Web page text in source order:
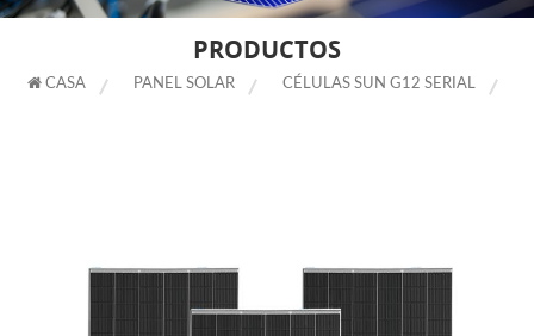
PRODUCTOS
CASA PANEL SOLAR CÉLULAS SUN G12 SERIAL